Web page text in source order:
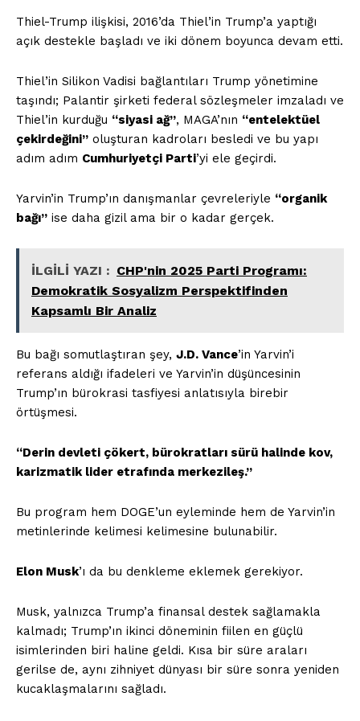
Kurumsal
İletişim
Gizlilik Politikası
Hesabım
Planlar
Mamdani’nin New York’ta başlattığı sessiz devrim!
Thiel-Trump ilişkisi, 2016’da Thiel’in Trump’a yaptığı
açık destekle başladı ve iki dönem boyunca devam etti.
Thiel’in Silikon Vadisi bağlantıları Trump yönetimine
taşındı; Palantir şirketi federal sözleşmeler imzaladı ve
Thiel’in kurduğu “siyasi ağ”, MAGA’nın “entelektüel
çekirdeğini” oluşturan kadroları besledi ve bu yapı
adım adım Cumhuriyetçi Parti’yi ele geçirdi.
Yarvin’in Trump’ın danışmanlar çevreleriyle “organik
bağı” ise daha gizil ama bir o kadar gerçek.
İLGİLİ YAZI : CHP'nin 2025 Parti Programı:
Demokratik Sosyalizm Perspektifinden
Kapsamlı Bir Analiz
Bu bağı somutlaştıran şey, J.D. Vance’in Yarvin’i
referans aldığı ifadeleri ve Yarvin’in düşüncesinin
Trump’ın bürokrasi tasfiyesi anlatısıyla birebir
örtüşmesi.
“Derin devleti çökert, bürokratları sürü halinde kov,
karizmatik lider etrafında merkezileş.”
Bu program hem DOGE’un eyleminde hem de Yarvin’in
metinlerinde kelimesi kelimesine bulunabilir.
Elon Musk’ı da bu denkleme eklemek gerekiyor.
Musk, yalnızca Trump’a finansal destek sağlamakla
kalmadı; Trump’ın ikinci döneminin fiilen en güçlü
isimlerinden biri haline geldi. Kısa bir süre araları
gerilse de, aynı zihniyet dünyası bir süre sonra yeniden
kucaklaşmalarını sağladı.